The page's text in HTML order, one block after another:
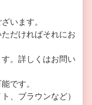
います。
だければそれにお
す。詳しくはお問い
です。
、ブラウンなど）